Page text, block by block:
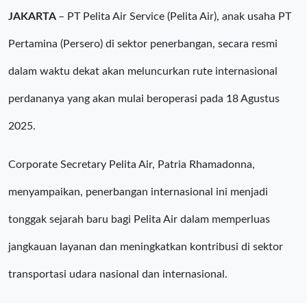
JAKARTA – PT Pelita Air Service (Pelita Air), anak usaha PT
Pertamina (Persero) di sektor penerbangan, secara resmi
dalam waktu dekat akan meluncurkan rute internasional
perdananya yang akan mulai beroperasi pada 18 Agustus
2025.
Corporate Secretary Pelita Air, Patria Rhamadonna,
menyampaikan, penerbangan internasional ini menjadi
tonggak sejarah baru bagi Pelita Air dalam memperluas
jangkauan layanan dan meningkatkan kontribusi di sektor
transportasi udara nasional dan internasional.